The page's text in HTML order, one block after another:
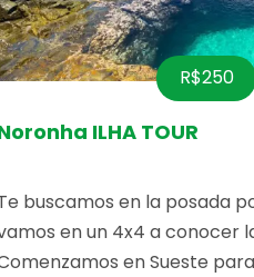
R$250
ILHA TOUR
buscamos en la posada
en un 4x4 a conocer
en Sueste